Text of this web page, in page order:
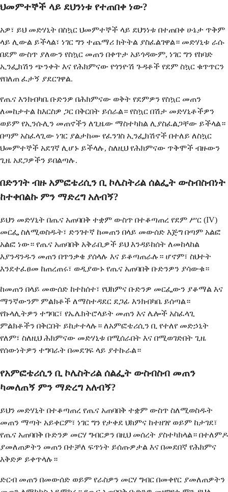
ህመምተኞች ላይ ደህንነቱ የተጠበቀ ነው?
አዎ፣ ይህ መድሃኒት በስኳር ህመምተኞች ላይ ደህንነቱ በተጠበቀ ሁኔታ ጥቅም
ላይ ሊውል ይችላል፣ ነገር ግን ተጨማሪ ክትትል ያስፈልገዋል። መድሃኒቱ ራሱ
በደም ውስጥ ያለውን የስኳር መጠን በቀጥታ አይጎዳውም, ነገር ግን የከባድ
ኢንፌክሽን ጭንቀት እና የሕክምናው የጎንዮሽ ጉዳቶች የደም ስኳር ቁጥጥርን
የበለጠ ፈታኝ ያደርገዋል.
የጤና እንክብካቤ ቡድንዎ በሕክምናው ወቅት የደምዎን የስኳር መጠን
ለመከታተል ከእርስዎ ጋር በቅርበት ይሰራል። የስኳር በሽታ መድሃኒቶችዎን
ወይም የኢንሱሊን መጠኖችን ለጊዜው ማስተካከል ሊያስፈልጋቸው ይችላል።
በጣም አስፈላጊው ነገር ያልታከሙ የፈንገስ ኢንፌክሽኖች በተለይ ለስኳር
ህመምተኞች አደገኛ ሊሆኑ ይችላሉ, ስለዚህ የሕክምናው ጥቅሞች ብዙውን
ጊዜ አደጋዎችን ይበልጣሉ.
በድንገት ብዙ አምፎቴሪሲን ቢ ኮሌስትሪል ሰልፌት ውስብስብነት
ከተቀበልኩ ምን ማድረግ አለብኝ?
ይህን መድሃኒት በጤና አጠባበቅ ተቋም ውስጥ በተቆጣጠረ የደም ሥር (IV)
መርፌ ስለሚወስዱት፣ ድንገተኛ ከመጠን በላይ መውሰድ እጅግ በጣም አልፎ
አልፎ ነው። የጤና አጠባበቅ አቅራቢዎች ይህ እንዳይከሰት ለመከላከል
እያንዳንዱን መጠን በጥንቃቄ ያሰላሉ እና ይቆጣጠራሉ። ሆኖም፣ ስህተት
እንደተፈፀመ ከጠረጠሩ፣ ወዲያውኑ የጤና አጠባበቅ ቡድንዎን ያሳውቁ።
ከመጠን በላይ መውሰድ ከተከሰተ፣ የህክምና ቡድንዎ መርፌውን ያቆማል እና
ማንኛውንም ምልክቶች ለማስተዳደር ደጋፊ እንክብካቤ ይሰጣል።
የኩላሊትዎን ተግባር፣ የኤሌክትሮላይት መጠን እና ሌሎች አስፈላጊ
ምልክቶችን በቅርበት ይከታተላሉ። ለአምፎቴሪሲን ቢ የተለየ መድኃኒት
የለም፣ ስለዚህ ሕክምናው መድሃኒቱ በሚሰራበት እና በሚወገድበት ጊዜ
የሰውነትዎን ተግባራት በመደገፍ ላይ ያተኩራል።
የአምፎቴሪሲን ቢ ኮሌስትሪል ሰልፌት ውስብስብ መጠን
ካመለጠኝ ምን ማድረግ አለብኝ?
ይህን መድሃኒት በተቆጣጠረ የጤና አጠባበቅ ተቋም ውስጥ ስለሚወስዱት
መጠን ማጣት አይቀርም፣ ነገር ግን የታቀደ ህክምና ከተዘገየ ወይም ከታገደ፣
የጤና አጠባበቅ ቡድንዎ መርሃ ግብርዎን በዚህ መሰረት ያስተካክላል። በተለምዶ
ያመለጠዎትን መጠን በተቻለ ፍጥነት ይሰጡዎታል እና በመደበኛ የሕክምና
እቅድዎ ይቀጥላሉ።
ድርብ መጠን በመውሰድ ወይም የራስዎን መርሃ ግብር በመቀየር ያመለጠዎትን